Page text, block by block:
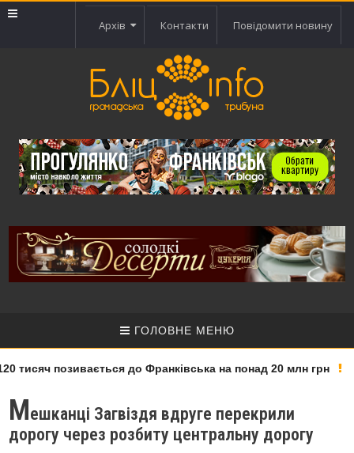
Архів Контакти Повідомити новину
ГОЛОВНЕ МЕНЮ
позивається до Франківська на понад 20 млн грн
Мешканці Загвіздя вдруге перекрили
дорогу через розбиту центральну дорогу